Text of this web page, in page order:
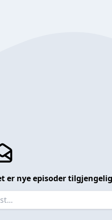
er nye episoder